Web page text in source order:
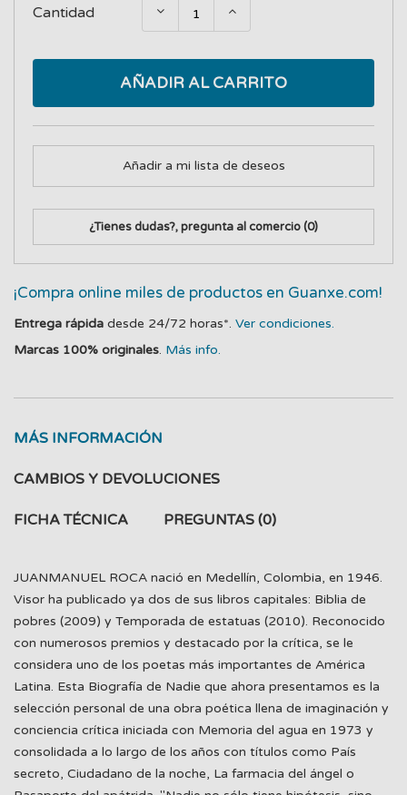
Cantidad
AÑADIR AL CARRITO
Añadir a mi lista de deseos
¿Tienes dudas?, pregunta al comercio(0)
¡Compra online miles de productos en Guanxe.com!
Entrega rápida desde 24/72 horas*. Ver condiciones.
Marcas 100% originales. Más info.
MÁS INFORMACIÓN
CAMBIOS Y DEVOLUCIONES
FICHA TÉCNICA PREGUNTAS (0)
JUANMANUEL ROCA nació en Medellín, Colombia, en 1946.
Visor ha publicado ya dos de sus libros capitales: Biblia de
pobres (2009) y Temporada de estatuas (2010). Reconocido
con numerosos premios y destacado por la crítica, se le
considera uno de los poetas más importantes de América
Latina. Esta Biografía de Nadie que ahora presentamos es la
selección personal de una obra poética llena de imaginación y
conciencia crítica iniciada con Memoria del agua en 1973 y
consolidada a lo largo de los años con títulos como País
secreto, Ciudadano de la noche, La farmacia del ángel o